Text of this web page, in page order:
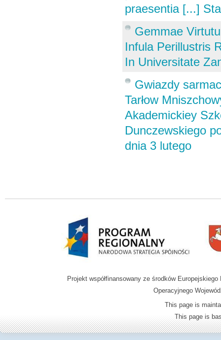
praesentia [...]
Gemmae
Infula Perillustris
In Universitate
Gwiazdy
Tarłow
Akademickiey
Dunczewskiego
dnia 3 lutego
Projekt współfinansowany ze środków
Operacyjnego
This page is
This page is